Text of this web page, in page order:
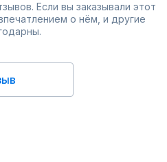
Если вы заказывали этот
о нём, и другие